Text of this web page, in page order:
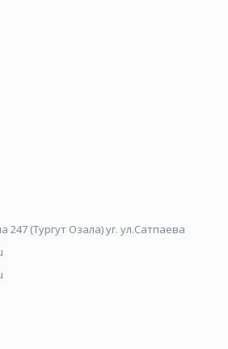
247 (Тургут Озала) уг. ул.Сатпаева